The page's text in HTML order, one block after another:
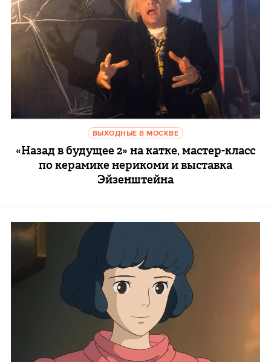
ВЫХОДНЫЕ В МОСКВЕ
«Назад в будущее 2» на катке, мастер-класс
по керамике нерикоми и выставка
Эйзенштейна